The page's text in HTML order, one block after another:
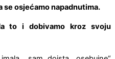
se osjećamo napadnutima.
to i dobivamo kroz svoju